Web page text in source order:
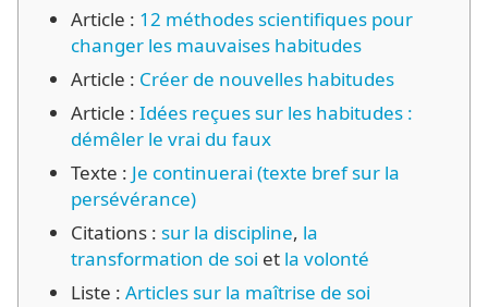
Article : 12 méthodes scientifiques pour
changer les mauvaises habitudes
Article : Créer de nouvelles habitudes
Article : Idées reçues sur les habitudes :
démêler le vrai du faux
Texte : Je continuerai (texte bref sur la
persévérance)
Citations : sur la discipline, la
transformation de soi et la volonté
Liste : Articles sur la maîtrise de soi